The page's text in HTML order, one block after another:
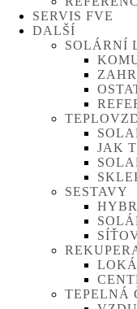
SERVIS FVE
DALŠÍ
SOLÁRNÍ
JAK
SESTAVY
TEPELNÁ